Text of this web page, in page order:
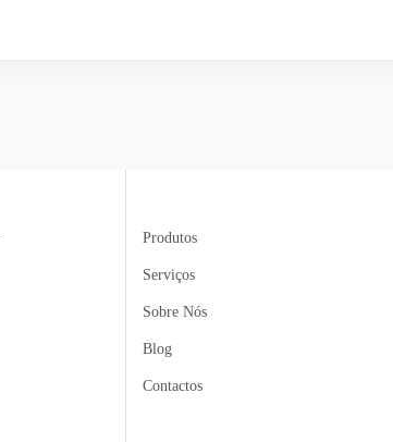
Produtos
Serviços
Sobre Nós
Blog
Contactos